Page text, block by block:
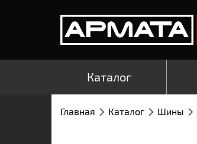
Каталог
Главная Каталог Шины